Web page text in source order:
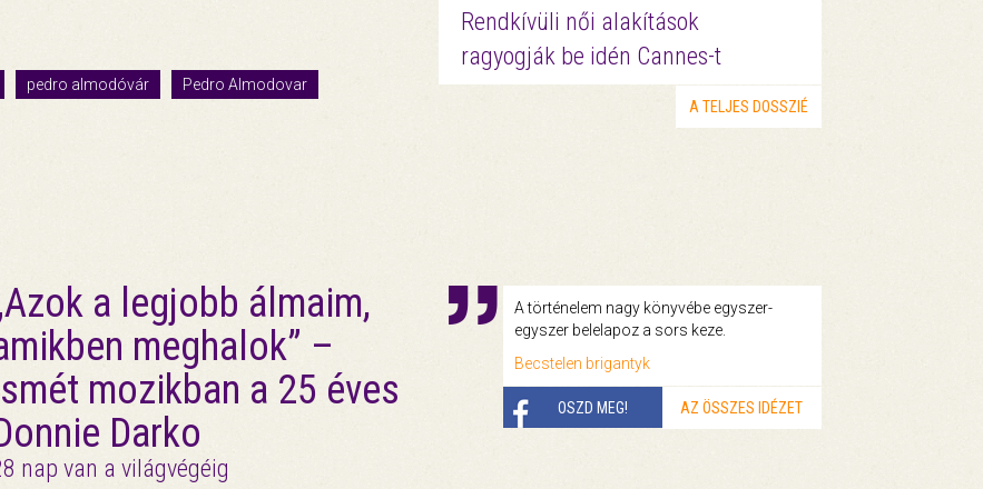
pedro almodóvár
Pedro Almodovar
a legjobb álmaim,
meghalok” –
mozikban a 25 éves
Darko
nap van a világvégéig
Rendkívüli női alakítások
ragyogják be idén Cannes-t
A TELJES DOSSZIÉ
A történelem nagy könyvébe egyszer-
egyszer belelapoz a sors keze.
Becstelen brigantyk
OSZD MEG! AZ ÖSSZES IDÉZET